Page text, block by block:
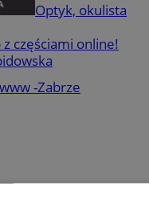
Optyk, okulista
częściami online!
-Zabrze